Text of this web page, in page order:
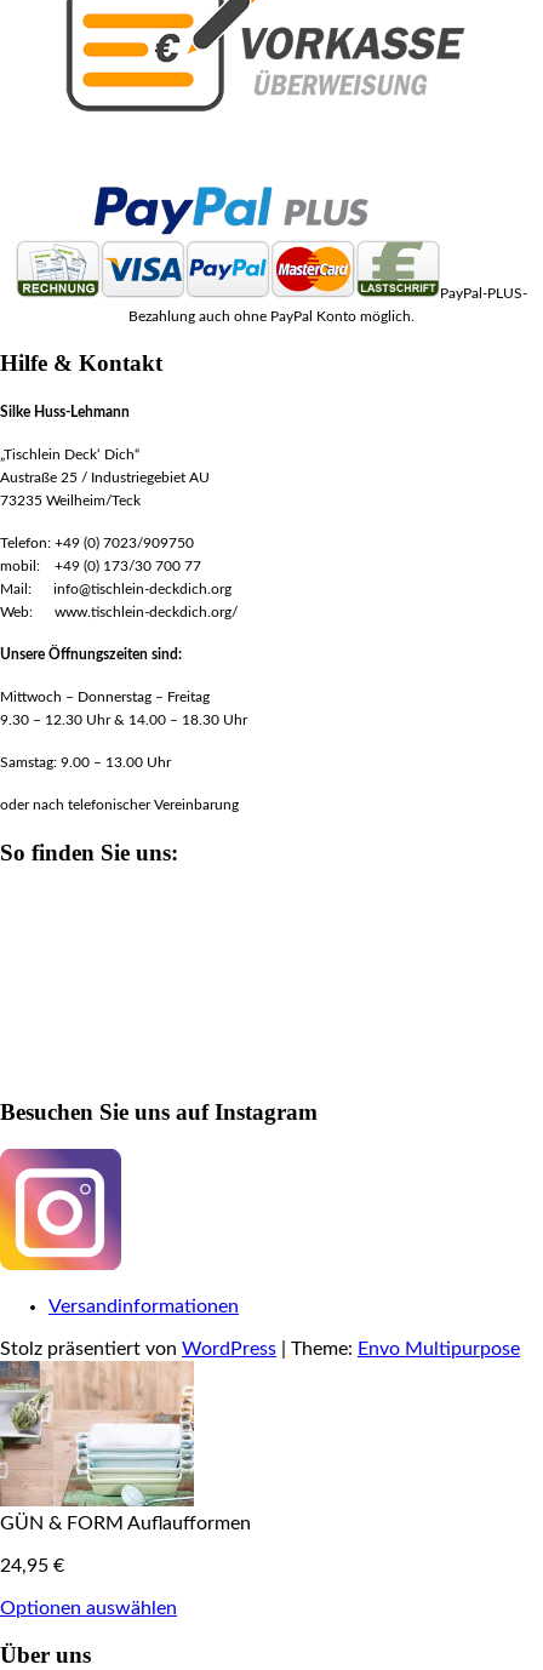
PayPal-PLUS-
Bezahlung auch ohne PayPal Konto möglich.
Hilfe & Kontakt
Silke Huss-Lehmann
„Tischlein Deck‘ Dich“
Austraße 25 / Industriegebiet AU
73235 Weilheim/Teck
Telefon: +49 (0) 7023/909750
mobil: +49 (0) 173/30 700 77
Mail: info@tischlein-deckdich.org
Web: www.tischlein-deckdich.org/
Unsere Öffnungszeiten sind:
Mittwoch – Donnerstag – Freitag
9.30 – 12.30 Uhr & 14.00 – 18.30 Uhr
Samstag: 9.00 – 13.00 Uhr
oder nach telefonischer Vereinbarung
So finden Sie uns:
Besuchen Sie uns auf Instagram
Versandinformationen
Stolz präsentiert von WordPress Theme: Envo Multipurpose
GÜN & FORM Auflaufformen
24,95 €
Optionen auswählen
Über uns